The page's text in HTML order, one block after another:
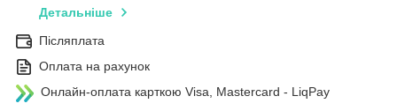
Детальніше
Післяплата
Оплата на рахунок
Онлайн-оплата карткою Visa, Mastercard - LiqPay